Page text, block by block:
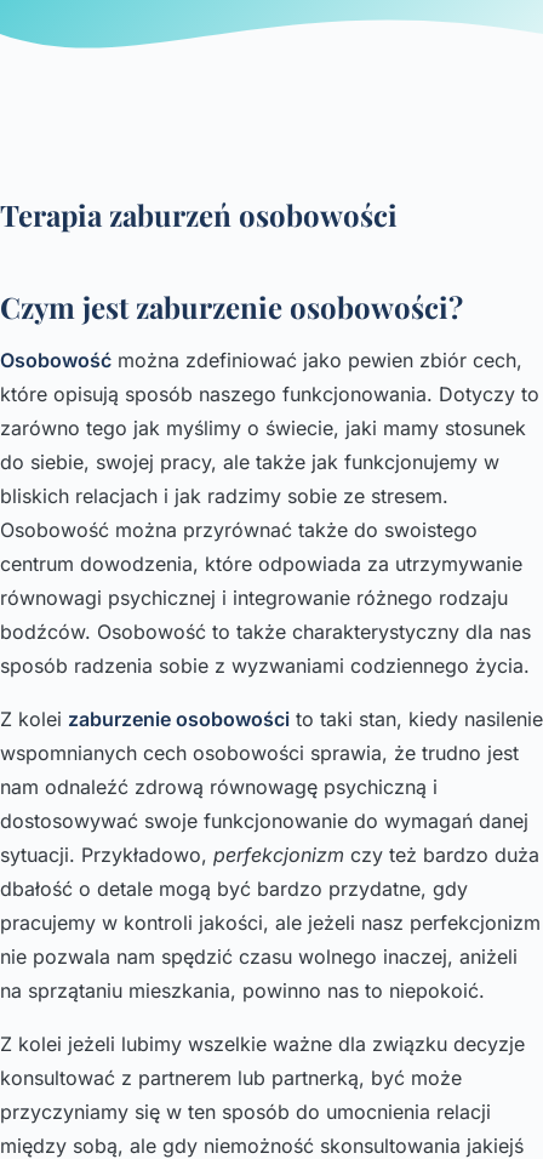
Terapia zaburzeń osobowości
Czym jest zaburzenie osobowości?
Osobowość można zdefiniować jako pewien zbiór cech,
które opisują sposób naszego funkcjonowania. Dotyczy to
zarówno tego jak myślimy o świecie, jaki mamy stosunek
do siebie, swojej pracy, ale także jak funkcjonujemy w
bliskich relacjach i jak radzimy sobie ze stresem.
Osobowość można przyrównać także do swoistego
centrum dowodzenia, które odpowiada za utrzymywanie
równowagi psychicznej i integrowanie różnego rodzaju
bodźców. Osobowość to także charakterystyczny dla nas
sposób radzenia sobie z wyzwaniami codziennego życia.
Z kolei zaburzenie osobowości to taki stan, kiedy nasilenie
wspomnianych cech osobowości sprawia, że trudno jest
nam odnaleźć zdrową równowagę psychiczną i
dostosowywać swoje funkcjonowanie do wymagań danej
sytuacji. Przykładowo, perfekcjonizm czy też bardzo duża
dbałość o detale mogą być bardzo przydatne, gdy
pracujemy w kontroli jakości, ale jeżeli nasz perfekcjonizm
nie pozwala nam spędzić czasu wolnego inaczej, aniżeli
na sprzątaniu mieszkania, powinno nas to niepokoić.
Z kolei jeżeli lubimy wszelkie ważne dla związku decyzje
konsultować z partnerem lub partnerką, być może
przyczyniamy się w ten sposób do umocnienia relacji
między sobą, ale gdy niemożność skonsultowania jakiejś